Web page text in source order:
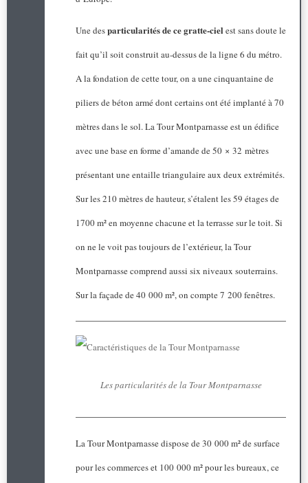
Une desparticularités de ce gratte-cielest sans doute le
fait qu’il soit construit au-dessus de la ligne 6 du métro.
A la fondation de cette tour, on a une cinquantaine de
piliers de béton armé dont certains ont été implanté à 70
mètres dans le sol. La Tour Montparnasse est un édifice
avec une base en forme d’amande de 50 × 32 mètres
présentant une entaille triangulaire aux deux extrémités.
Sur les 210 mètres de hauteur, s’étalent les 59 étages de
1700 m² en moyenne chacune et la terrasse sur le toit. Si
on ne le voit pas toujours de l’extérieur, la Tour
Montparnasse comprend aussi six niveaux souterrains.
Sur la façade de 40 000 m², on compte 7 200 fenêtres.
Les particularités de la Tour Montparnasse
La Tour Montparnasse dispose de 30 000 m² de surface
pour les commerces et 100 000 m² pour les bureaux, ce